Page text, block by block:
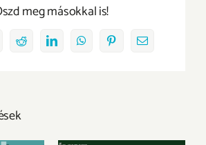
meg másokkal is!
RedditLinkedInWhatsAppPinterestEmail: